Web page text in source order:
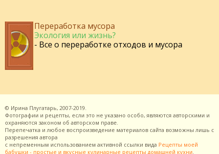
Переработка мусора
Экология или жизнь?
- Все о переработке отходов и мусора
© Ирина Плугатарь, 2007-2019.
Фотографии и рецепты, если это не указано особо, являются авторскими и
охраняются законом об авторском праве.
Перепечатка и любое воспроизведение материалов сайта возможны лишь с
разрешения автора
с непременным использованием активной ссылки вида Рецепты моей
бабушки - простые и вкусные кулинарные рецепты домашней кухни.